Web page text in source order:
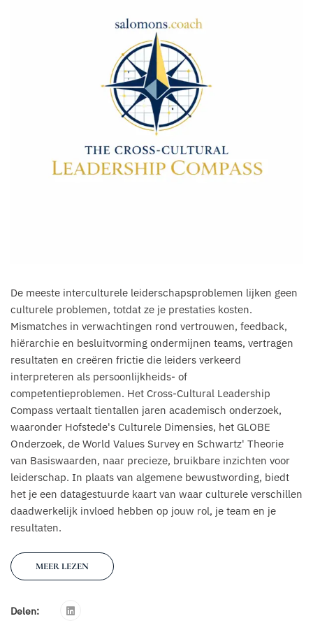
De meeste interculturele leiderschapsproblemen lijken geen
culturele problemen, totdat ze je prestaties kosten.
Mismatches in verwachtingen rond vertrouwen, feedback,
hiërarchie en besluitvorming ondermijnen teams, vertragen
resultaten en creëren frictie die leiders verkeerd
interpreteren als persoonlijkheids- of
competentieproblemen. Het Cross-Cultural Leadership
Compass vertaalt tientallen jaren academisch onderzoek,
waaronder Hofstede's Culturele Dimensies, het GLOBE
Onderzoek, de World Values Survey en Schwartz' Theorie
van Basiswaarden, naar precieze, bruikbare inzichten voor
leiderschap. In plaats van algemene bewustwording, biedt
het je een datagestuurde kaart van waar culturele verschillen
daadwerkelijk invloed hebben op jouw rol, je team en je
resultaten.
MEER LEZEN
Delen: